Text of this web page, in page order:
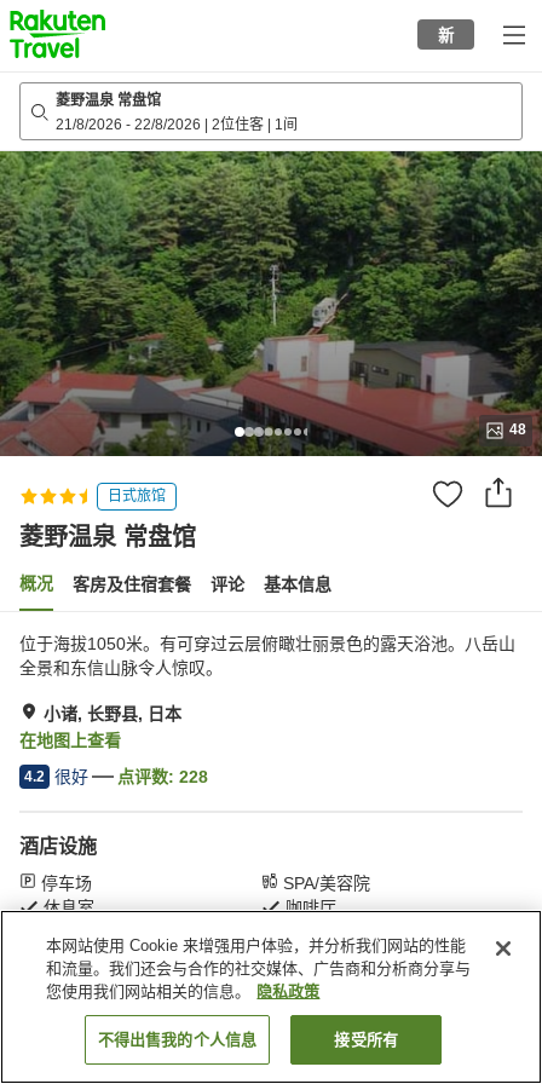
to
top
page
新
菱野温泉 常盘馆
21/8/2026 - 22/8/2026 2位住客 1间
48
日式旅馆
菱野温泉 常盘馆
概况 客房及住宿套餐 评论 基本信息
位于海拔1050米。有可穿过云层俯瞰壮丽景色的露天浴池。八岳山
全景和东信山脉令人惊叹。
小诸, 长野县, 日本
在地图上查看
4.2 很好 点评数: 228
酒店设施
停车场
SPA/美容院
休息室
咖啡厅
首页 日本 长野县 小诸 菱野温泉 常盘馆
搜索客房
本网站使用 Cookie 来增强用户体验，并分析我们网站的性能
和流量。我们还会与合作的社交媒体、广告商和分析商分享与
您使用我们网站相关的信息。
隐私政策
不得出售我的个人信息 接受所有